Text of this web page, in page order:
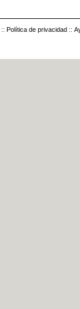
:: Política de privacidad ::